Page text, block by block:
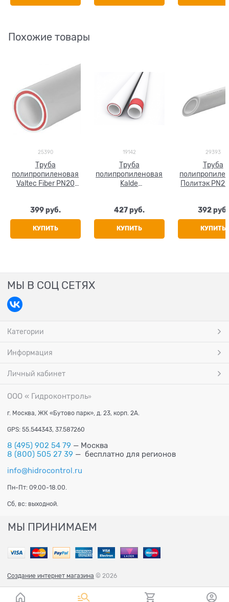
Похожие товары
25390
Труба
полипропиленовая
Valtec Fiber PN20
399 руб.
КУПИТЬ
19142
Труба
полипропиленовая
Kalde
427 руб.
КУПИТЬ
29393
Труба
Политэк
392 руб.
КУПИТЬ
МЫ В СОЦ СЕТЯХ
Категории
Информация
Личный кабинет
ООО « Гидроконтроль»
г. Москва, ЖК «Бутово парк», д. 23, корп. 2А.
GPS: 55.544343, 37.587260
8 (495) 902 54 79 — Москва
8 (800) 505 27 39 — бесплатно для регионов
info@hidrocontrol.ru
Пн-Пт: 09.00-18.00.
Сб, вс: выходной.
МЫ ПРИНИМАЕМ
Создание интернет магазина © 2026